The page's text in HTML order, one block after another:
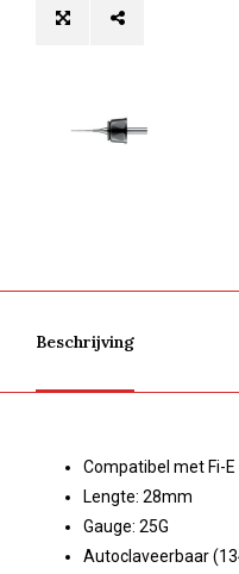
Beschrijving
Compatibel met Fi-
Lengte: 28mm
Gauge: 25G
Autoclaveerbaar